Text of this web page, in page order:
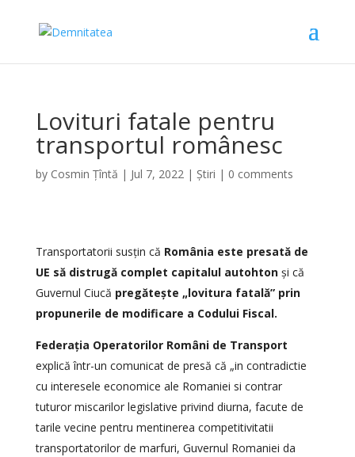
Lovituri fatale pentru
transportul românesc
by Cosmin Țîntă | Jul 7, 2022| Știri | 0 comments
Transportatorii susțin că România este presată de
UE să distrugă complet capitalul autohtonși că
Guvernul Ciucă pregătește „lovitura fatală” prin
propunerile de modificare a Codului Fiscal.
Federația Operatorilor Români de Transport
explică într-un comunicat de presă că „in contradictie
cu interesele economice ale Romaniei si contrar
tuturor miscarilor legislative privind diurna, facute de
tarile vecine pentru mentinerea competitivitatii
transportatorilor de marfuri, Guvernul Romaniei da